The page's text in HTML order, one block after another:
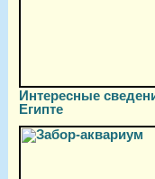
Интересные
Египте